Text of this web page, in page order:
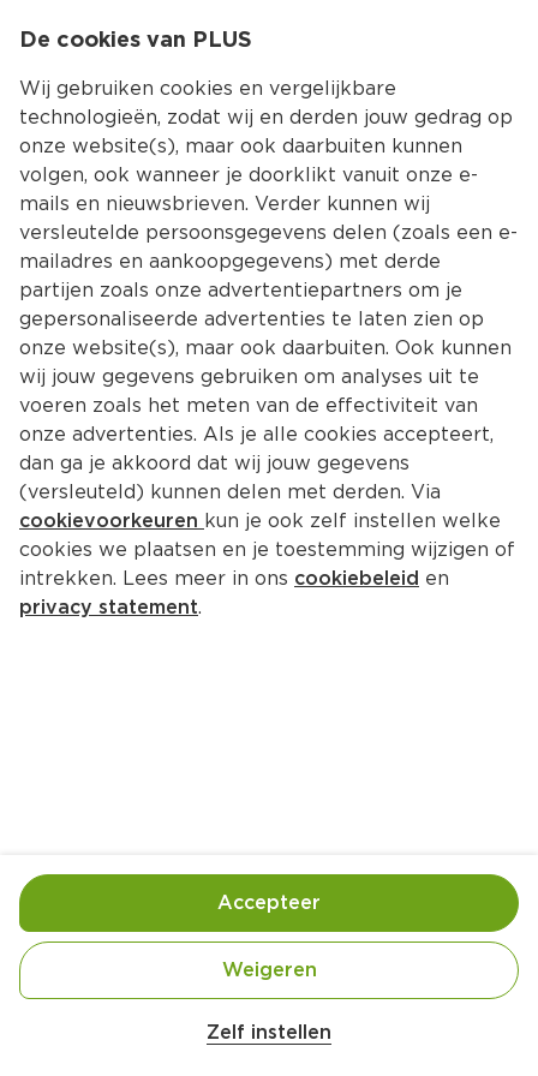
Kies jouw
2 tenen Knoflook
De cookies van PLUS
Wij gebruiken cookies en vergelijkbare
technologieën, zodat wij en derden jouw gedrag op
onze website(s), maar ook daarbuiten kunnen
volgen, ook wanneer je doorklikt vanuit onze e-
mails en nieuwsbrieven. Verder kunnen wij
versleutelde persoonsgegevens delen (zoals een e-
mailadres en aankoopgegevens) met derde
partijen zoals onze advertentiepartners om je
gepersonaliseerde advertenties te laten zien op
onze website(s), maar ook daarbuiten. Ook kunnen
wij jouw gegevens gebruiken om analyses uit te
voeren zoals het meten van de effectiviteit van
onze advertenties. Als je alle cookies accepteert,
dan ga je akkoord dat wij jouw gegevens
(versleuteld) kunnen delen met derden. Via
cookievoorkeuren kun je ook zelf instellen welke
cookies we plaatsen en je toestemming wijzigen of
intrekken. Lees meer in ons cookiebeleid en
privacy statement.
Zelf instellen
Weigeren
Accepteer